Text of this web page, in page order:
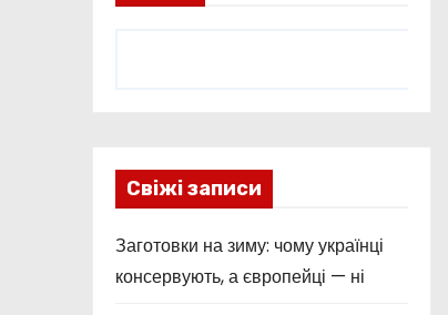
Свіжі записи
Заготовки на зиму: чому українці
консервують, а європейці — ні